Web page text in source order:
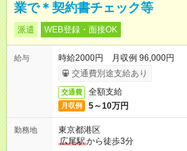
業で＊契約書チェック等
派遣 WEB登録・面接OK
給与
時給2000円 月収例 96,000円
交通費別途支給あり
交通費 全額支給
月収例 5～10万円
勤務地
東京都港区
広尾駅から徒歩3分